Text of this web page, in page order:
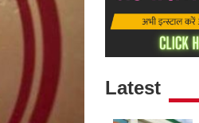
Latest